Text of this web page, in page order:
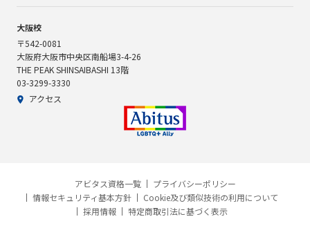
大阪校
〒542-0081
大阪府大阪市中央区南船場3-4-26
THE PEAK SHINSAIBASHI 13階
03-3299-3330
アクセス
アビタス資格一覧
プライバシーポリシー
情報セキュリティ基本方針
Cookie及び類似技術の利用について
採用情報
特定商取引法に基づく表示